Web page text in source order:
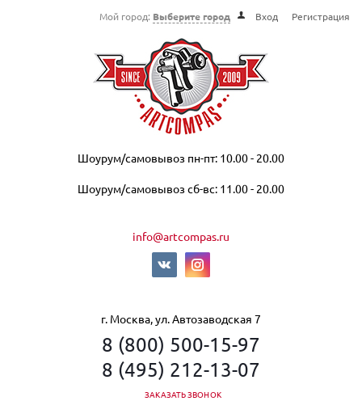
Мой город: Выберите город Вход Регистрация
Шоурум/самовывоз пн-пт: 10.00 - 20.00
Шоурум/самовывоз сб-вс: 11.00 - 20.00
info@artcompas.ru
г. Москва, ул. Автозаводская 7
8 (800) 500-15-97
8 (495) 212-13-07
ЗАКАЗАТЬ ЗВОНОК